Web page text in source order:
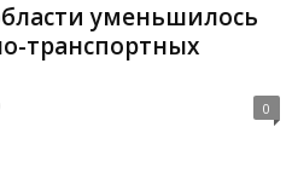
уменьшилось
транспортных
0